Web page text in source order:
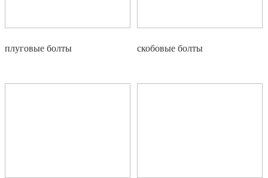
плуговые болты скобовые болты